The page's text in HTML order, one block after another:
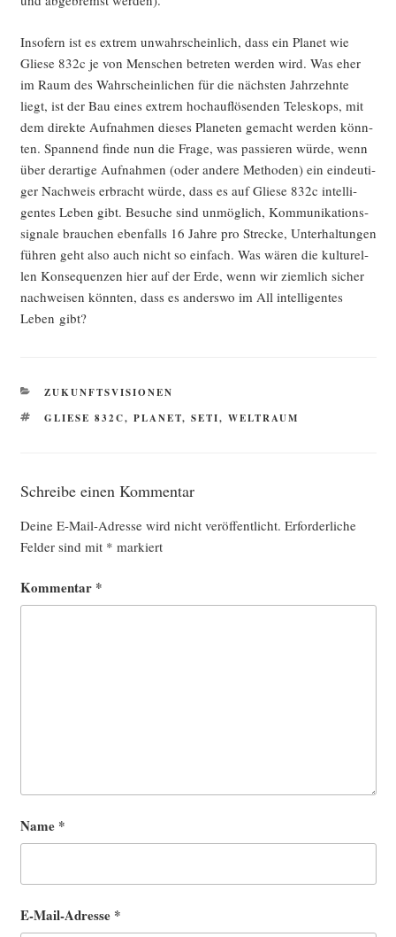
Inso­fern ist es extrem unwahr­schein­lich, dass ein Pla­net wie
Glie­se 832c je von Men­schen betre­ten wer­den wird. Was eher
im Raum des Wahr­schein­li­chen für die nächs­ten Jahr­zehn­te
liegt, ist der Bau eines extrem hoch­auf­lö­sen­den Tele­skops, mit
dem direk­te Auf­nah­men die­ses Pla­ne­ten gemacht wer­den könn­
ten. Span­nend fin­de nun die Fra­ge, was pas­sie­ren wür­de, wenn
über der­ar­ti­ge Auf­nah­men (oder ande­re Metho­den) ein ein­deu­ti­
ger Nach­weis erbracht wür­de, dass es auf Glie­se 832c intel­li­
gen­tes Leben gibt. Besu­che sind unmög­lich, Kom­mu­ni­ka­ti­ons­
si­gna­le brau­chen eben­falls 16 Jah­re pro Stre­cke, Unter­hal­tun­gen
füh­ren geht also auch nicht so ein­fach. Was wären die kul­tu­rel­
len Kon­se­quen­zen hier auf der Erde, wenn wir ziem­lich sicher
nach­wei­sen könn­ten, dass es anders­wo im All intel­li­gen­tes
Leben gibt?
KATEGORIEN
ZUKUNFTSVISIONEN
SCHLAGWÖRTER
GLIESE 832C, PLANET, SETI, WELTRAUM
Schreibe einen Kommentar
Deine E-Mail-Adresse wird nicht veröffentlicht. Erforderliche
Felder sind mit * markiert
Kommentar *
Name *
E-Mail-Adresse *